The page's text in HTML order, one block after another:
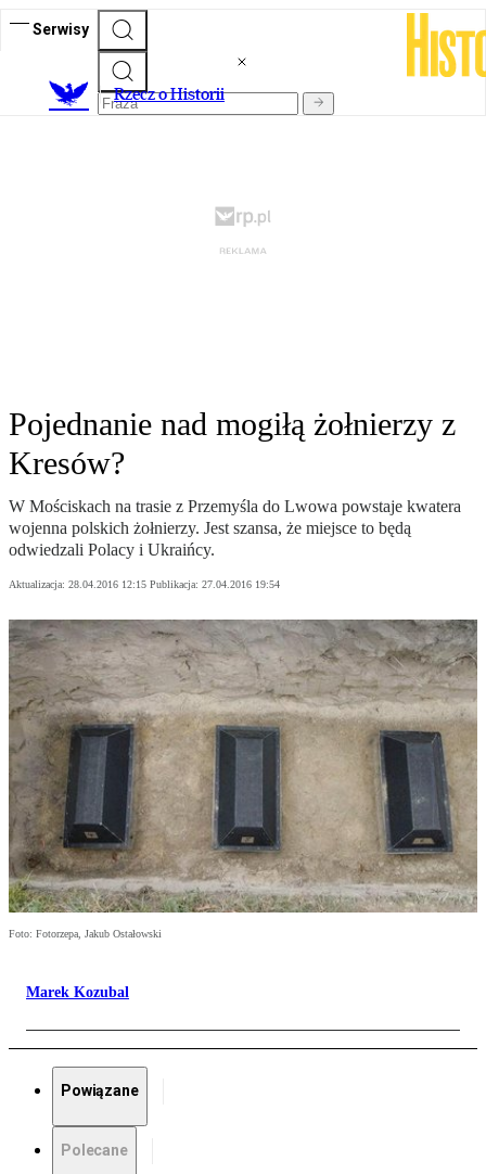
Serwisy
Rzecz o Historii
Pojednanie nad mogiłą żołnierzy z
Kresów?
W Mościskach na trasie z Przemyśla do Lwowa powstaje kwatera
wojenna polskich żołnierzy. Jest szansa, że miejsce to będą
odwiedzali Polacy i Ukraińcy.
Aktualizacja: 28.04.2016 12:15 Publikacja: 27.04.2016 19:54
Foto: Fotorzepa, Jakub Ostałowski
Marek Kozubal
Powiązane
Polecane